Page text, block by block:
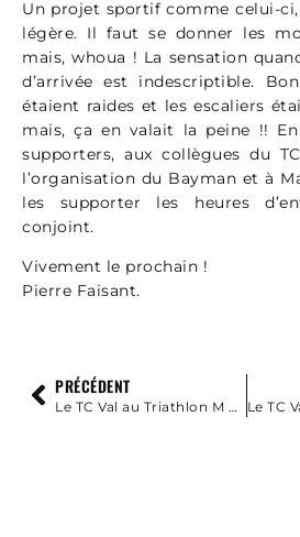
Un projet sportif comme celui-ci,
légère. Il faut se donner les
mais, whoua ! La sensation
d’arrivée est indescriptible.
étaient raides et les escaliers
mais, ça en valait la peine !!
supporters, aux collègues du
l’organisation du Bayman et à
les supporter les heures
conjoint.
Vivement le prochain !
Pierre Faisant.
PRÉCÉDENT
Le TC Val au Triathlon M Bayman le 2 Octobre 2022